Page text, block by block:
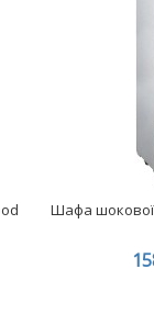
Шафа шокової